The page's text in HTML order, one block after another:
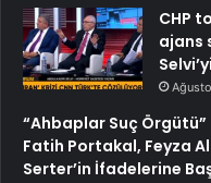
CHP
ajans
“Ahbaplar Suç Örgütü”
Fatih Portakal, Feyza
Serter’in İfadelerine